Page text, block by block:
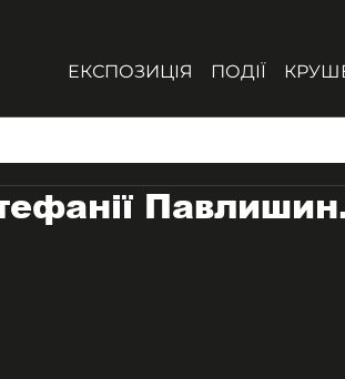
ЕКСПОЗИЦІЯ ПОДІЇ